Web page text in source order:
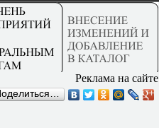
Реклама на сайте